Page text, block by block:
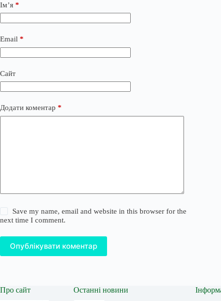
Ім’я *
Email *
Сайт
Додати коментар *
Save my name, email and website in this browser for the
next time I comment.
Опублікувати коментар
Про сайт Останні новини